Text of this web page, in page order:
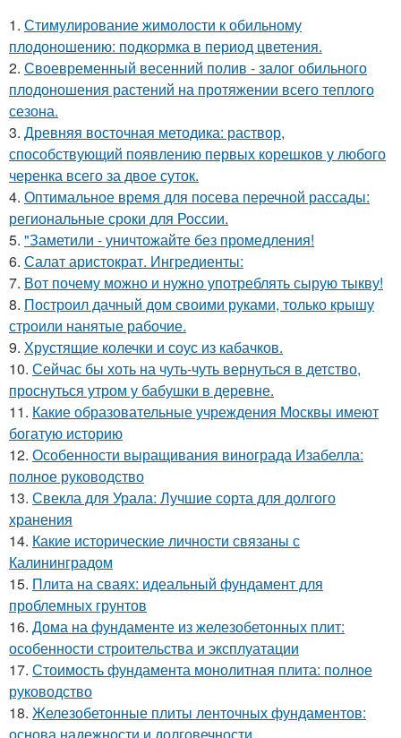
1. Стимулирование жимолости к обильному
плодоношению: подкормка в период цветения.
2. Своевременный весенний полив - залог обильного
плодоношения растений на протяжении всего теплого
сезона.
3. Древняя восточная методика: раствор,
способствующий появлению первых корешков у любого
черенка всего за двое суток.
4. Оптимальное время для посева перечной рассады:
региональные сроки для России.
5. "Заметили - уничтожайте без промедления!
6. Салат аристократ. Ингредиенты:
7. Вот почему можно и нужно употреблять сырую тыкву!
8. Построил дачный дом своими руками, только крышу
строили нанятые рабочие.
9. Хрустящие колечки и соус из кабачков.
10. Сейчас бы хоть на чуть-чуть вернуться в детство,
проснуться утром у бабушки в деревне.
11. Какие образовательные учреждения Москвы имеют
богатую историю
12. Особенности выращивания винограда Изабелла:
полное руководство
13. Свекла для Урала: Лучшие сорта для долгого
хранения
14. Какие исторические личности связаны с
Калининградом
15. Плита на сваях: идеальный фундамент для
проблемных грунтов
16. Дома на фундаменте из железобетонных плит:
особенности строительства и эксплуатации
17. Стоимость фундамента монолитная плита: полное
руководство
18. Железобетонные плиты ленточных фундаментов: